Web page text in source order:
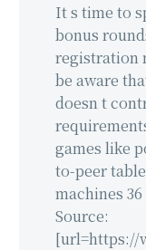
It s time to
bonus
registration
be aware
doesn t
games like
to-peer
machines
Source:
[url=https://